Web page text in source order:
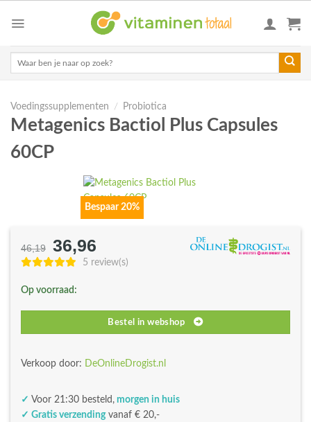
Voedingssupplementen / Probiotica
Metagenics Bactiol Plus Capsules
60CP
Bespaar 20%
46,19
Oorspronkelijke
prijs
€46,19.
36,96
prijs
5 review(s)
Op voorraad:
Bestel in webshop
Verkoop door: DeOnlineDrogist.nl
✓ Voor 21:30 besteld, morgen in huis
✓ Gratis verzendingvanaf € 20,-